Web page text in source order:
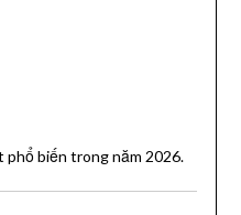
biến trong năm 2026.